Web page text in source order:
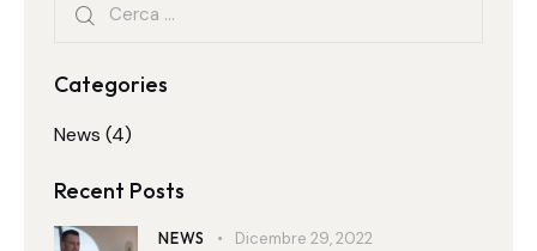
Categories
News (4)
Recent Posts
NEWS Dicembre 29, 2022